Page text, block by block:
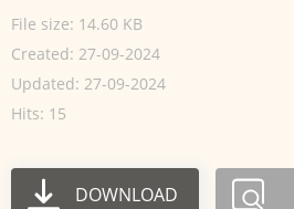
File size: 14.60 KB
Created: 27-09-2024
Updated: 27-09-2024
Hits: 15
DOWNLOAD